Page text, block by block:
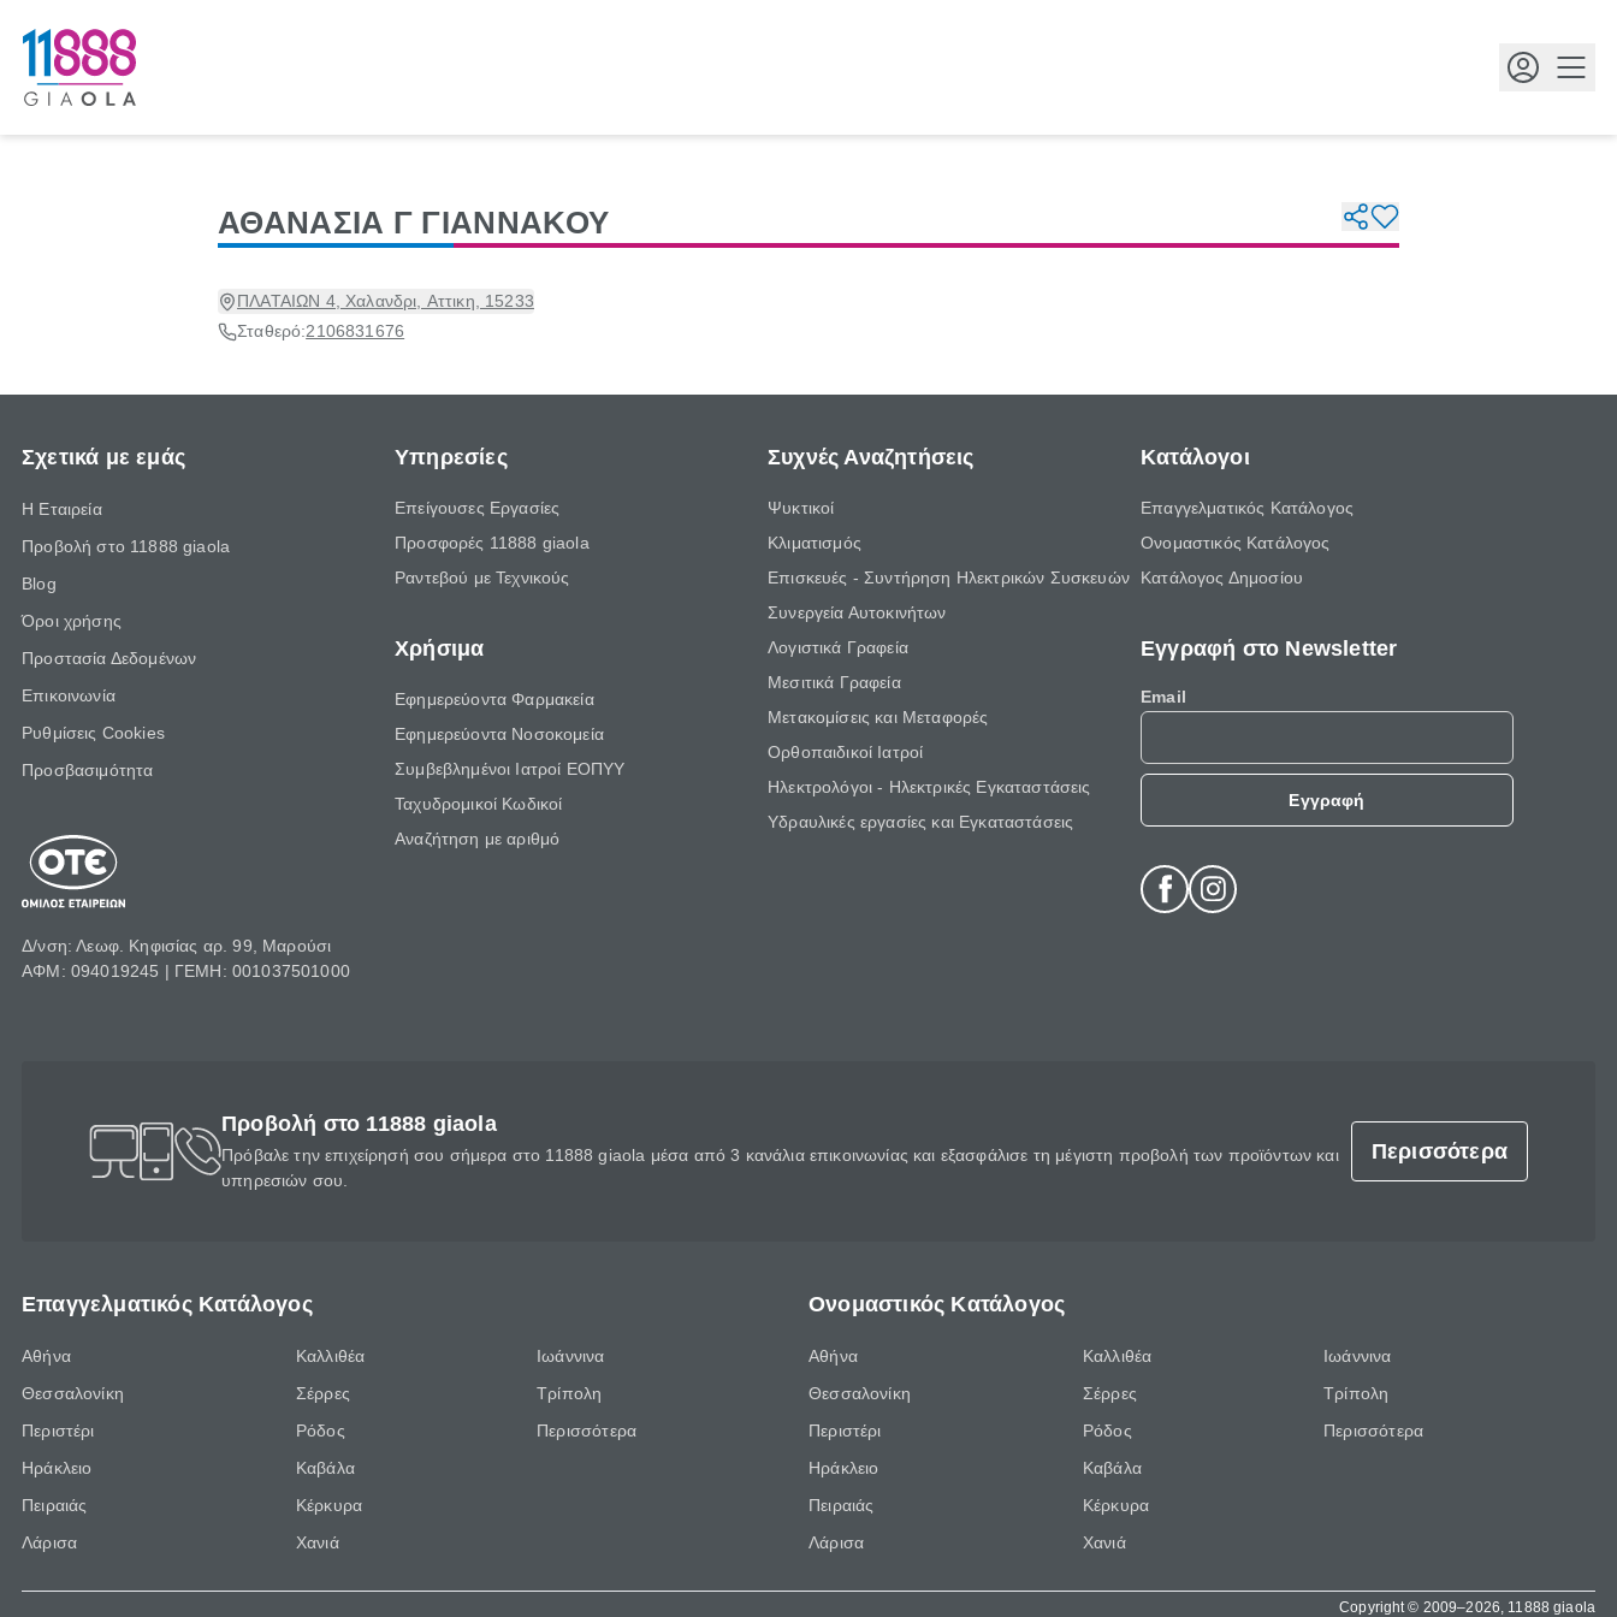
ΑΘΑΝΑΣΙΑ Γ ΓΙΑΝΝΑΚΟΥ
ΠΛΑΤΑΙΩΝ 4, Χαλανδρι, Αττικη, 15233
Σταθερό:2106831676
Σχετικά με εμάς
Η Εταιρεία
Προβολή στο 11888 giaola
Blog
Όροι χρήσης
Προστασία Δεδομένων
Επικοινωνία
Ρυθμίσεις Cookies
Προσβασιμότητα
Δ/νση: Λεωφ. Κηφισίας αρ. 99, Μαρούσι
ΑΦΜ: 094019245 | ΓΕΜΗ: 001037501000
Υπηρεσίες
Επείγουσες Εργασίες
Προσφορές 11888 giaola
Ραντεβού με Τεχνικούς
Χρήσιμα
Εφημερεύοντα Φαρμακεία
Εφημερεύοντα Νοσοκομεία
Συμβεβλημένοι Ιατροί ΕΟΠΥΥ
Ταχυδρομικοί Κωδικοί
Αναζήτηση με αριθμό
Συχνές Αναζητήσεις
Ψυκτικοί
Κλιματισμός
Επισκευές - Συντήρηση Ηλεκτρικών Συσκευών
Συνεργεία Αυτοκινήτων
Λογιστικά Γραφεία
Μεσιτικά Γραφεία
Μετακομίσεις και Μεταφορές
Ορθοπαιδικοί Ιατροί
Ηλεκτρολόγοι - Ηλεκτρικές Εγκαταστάσεις
Υδραυλικές εργασίες και Εγκαταστάσεις
Κατάλογοι
Επαγγελματικός Κατάλογος
Ονομαστικός Κατάλογος
Κατάλογος Δημοσίου
Εγγραφή στο Newsletter
Email
Εγγραφή
Προβολή στο 11888 giaola
Πρόβαλε την επιχείρησή σου σήμερα στο 11888 giaola μέσα από 3 κανάλια επικοινωνίας και εξασφάλισε τη μέγιστη προβολή των προϊόντων και
υπηρεσιών σου.
Περισσότερα
Επαγγελματικός Κατάλογος
Αθήνα
Θεσσαλονίκη
Περιστέρι
Ηράκλειο
Πειραιάς
Λάρισα
Καλλιθέα
Σέρρες
Ρόδος
Καβάλα
Κέρκυρα
Χανιά
Ιωάννινα
Τρίπολη
Περισσότερα
Ονομαστικός Κατάλογος
Αθήνα
Θεσσαλονίκη
Περιστέρι
Ηράκλειο
Πειραιάς
Λάρισα
Καλλιθέα
Σέρρες
Ρόδος
Καβάλα
Κέρκυρα
Χανιά
Ιωάννινα
Τρίπολη
Περισσότερα
Copyright © 2009–2026, 11888 giaola